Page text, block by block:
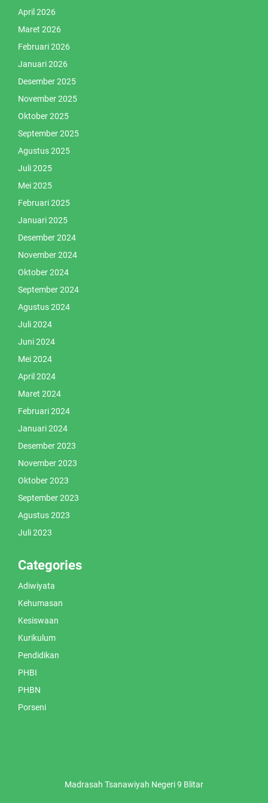
April 2026
Maret 2026
Februari 2026
Januari 2026
Desember 2025
November 2025
Oktober 2025
September 2025
Agustus 2025
Juli 2025
Mei 2025
Februari 2025
Januari 2025
Desember 2024
November 2024
Oktober 2024
September 2024
Agustus 2024
Juli 2024
Juni 2024
Mei 2024
April 2024
Maret 2024
Februari 2024
Januari 2024
Desember 2023
November 2023
Oktober 2023
September 2023
Agustus 2023
Juli 2023
Categories
Adiwiyata
Kehumasan
Kesiswaan
Kurikulum
Pendidikan
PHBI
PHBN
Porseni
Madrasah Tsanawiyah Negeri 9 Blitar